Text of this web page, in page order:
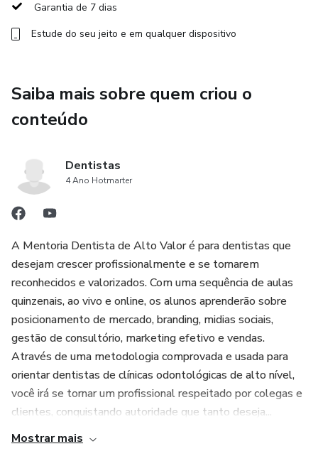
Garantia de 7 dias
Estude do seu jeito e em qualquer dispositivo
Saiba mais sobre quem criou o
conteúdo
Dentistas
4 Ano Hotmarter
A Mentoria Dentista de Alto Valor é para dentistas que
desejam crescer profissionalmente e se tornarem
reconhecidos e valorizados. Com uma sequência de aulas
quinzenais, ao vivo e online, os alunos aprenderão sobre
posicionamento de mercado, branding, midias sociais,
gestão de consultório, marketing efetivo e vendas.
Através de uma metodologia comprovada e usada para
orientar dentistas de clínicas odontológicas de alto nível,
você irá se tornar um profissional respeitado por colegas e
clientes, conquistando autoridade que tanto deseja...
Mostrar mais